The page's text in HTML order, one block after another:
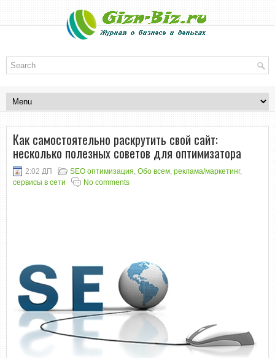
Как самостоятельно раскрутить свой сайт:
несколько полезных советов для оптимизатора
2:02 ДП SEO оптимизация, Обо всем, реклама/маркетинг,
сервисы в сети
No comments